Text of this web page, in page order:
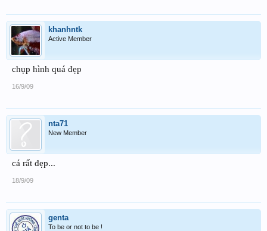
khanhntk
Active Member
chụp hình quá đẹp
16/9/09
nta71
New Member
cá rất đẹp...
18/9/09
genta
To be or not to be !